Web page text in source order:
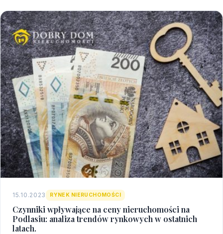
15.10.2023 RYNEK NIERUCHOMOŚCI
Czynniki wpływające na ceny nieruchomości na
Podlasiu: analiza trendów rynkowych w ostatnich
latach.